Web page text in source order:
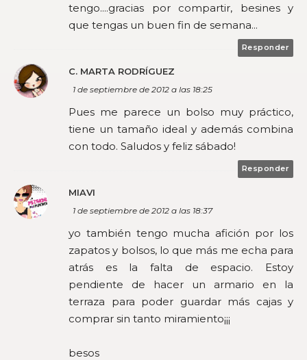
tengo....gracias por compartir, besines y
que tengas un buen fin de semana...
Responder
C. MARTA RODRÍGUEZ
1 de septiembre de 2012 a las 18:25
Pues me parece un bolso muy práctico,
tiene un tamaño ideal y además combina
con todo. Saludos y feliz sábado!
Responder
MIAVI
1 de septiembre de 2012 a las 18:37
yo también tengo mucha afición por los
zapatos y bolsos, lo que más me echa para
atrás es la falta de espacio. Estoy
pendiente de hacer un armario en la
terraza para poder guardar más cajas y
comprar sin tanto miramiento¡¡¡
besos